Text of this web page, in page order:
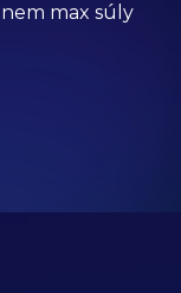
nem max súly